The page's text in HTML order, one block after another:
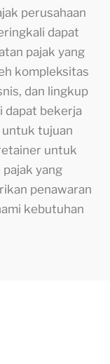
perusahaan
dapat
pajak yang
kompleksitas
dan lingkup
dapat bekerja
untuk tujuan
untuk
yang
penawaran
kebutuhan